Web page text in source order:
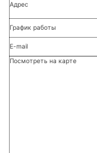
Адрес
График работы
E-mail
Посмотреть на карте